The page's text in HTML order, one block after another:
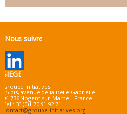
Nous suivre
SIEGE
Groupe initiatives
45 bis, avenue de la Belle Gabrielle
94 736 Nogent-sur-Marne - France
Tel : 33 (0)1 70 91 92 71
contact@groupe-initiatives.org